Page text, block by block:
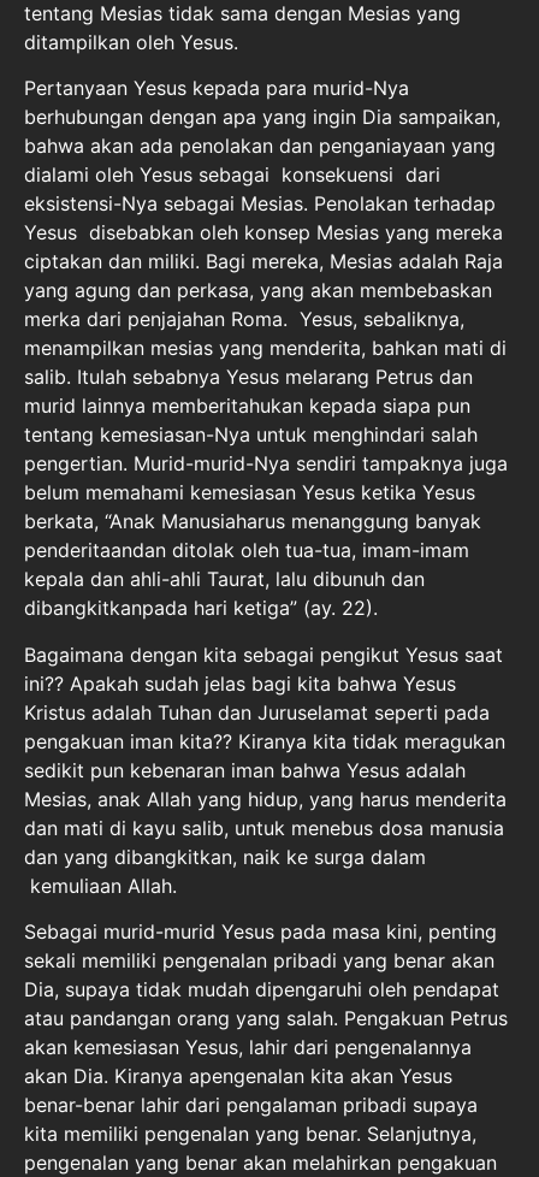
tentang Mesias tidak sama dengan Mesias yang
ditampilkan oleh Yesus.
Pertanyaan Yesus kepada para murid-Nya
berhubungan dengan apa yang ingin Dia sampaikan,
bahwa akan ada penolakan dan penganiayaan yang
dialami oleh Yesus sebagai konsekuensi dari
eksistensi-Nya sebagai Mesias. Penolakan terhadap
Yesus disebabkan oleh konsep Mesias yang mereka
ciptakan dan miliki. Bagi mereka, Mesias adalah Raja
yang agung dan perkasa, yang akan membebaskan
merka dari penjajahan Roma. Yesus, sebaliknya,
menampilkan mesias yang menderita, bahkan mati di
salib. Itulah sebabnya Yesus melarang Petrus dan
murid lainnya memberitahukan kepada siapa pun
tentang kemesiasan-Nya untuk menghindari salah
pengertian. Murid-murid-Nya sendiri tampaknya juga
belum memahami kemesiasan Yesus ketika Yesus
berkata, “Anak Manusiaharus menanggung banyak
penderitaandan ditolak oleh tua-tua, imam-imam
kepala dan ahli-ahli Taurat, lalu dibunuh dan
dibangkitkanpada hari ketiga” (ay. 22).
Bagaimana dengan kita sebagai pengikut Yesus saat
ini?? Apakah sudah jelas bagi kita bahwa Yesus
Kristus adalah Tuhan dan Juruselamat seperti pada
pengakuan iman kita?? Kiranya kita tidak meragukan
sedikit pun kebenaran iman bahwa Yesus adalah
Mesias, anak Allah yang hidup, yang harus menderita
dan mati di kayu salib, untuk menebus dosa manusia
dan yang dibangkitkan, naik ke surga dalam
kemuliaan Allah.
Sebagai murid-murid Yesus pada masa kini, penting
sekali memiliki pengenalan pribadi yang benar akan
Dia, supaya tidak mudah dipengaruhi oleh pendapat
atau pandangan orang yang salah. Pengakuan Petrus
akan kemesiasan Yesus, lahir dari pengenalannya
akan Dia. Kiranya apengenalan kita akan Yesus
benar-benar lahir dari pengalaman pribadi supaya
kita memiliki pengenalan yang benar. Selanjutnya,
pengenalan yang benar akan melahirkan pengakuan